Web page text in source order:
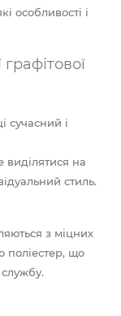
особливості і
сучасний і
на
стиль.
з міцних
поліестер, що
службу.